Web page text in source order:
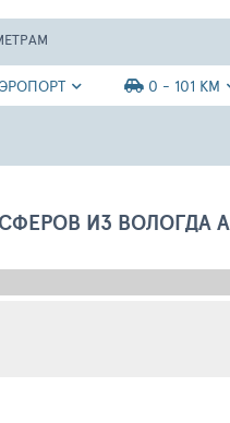
0 - 101 КМ
ИЗ ВОЛОГДА